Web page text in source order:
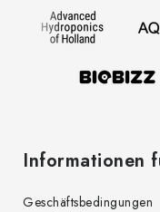
Informationen
Geschäftsbedingungen